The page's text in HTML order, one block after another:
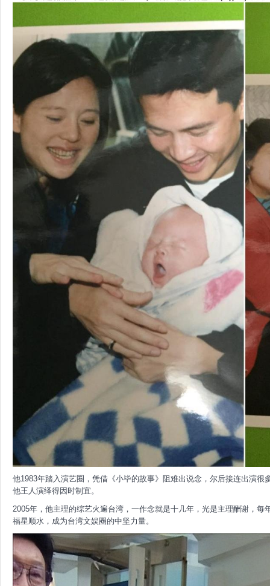
他1983年踏入演艺圈，凭借《小毕的故事》阻难出说念，尔后接连出演
他王人演绎得因时制宜。
2005年，他主理的综艺火遍台湾，一作念就是十几年，光是主理酬谢，
福星顺水，成为台湾文娱圈的中坚力量。